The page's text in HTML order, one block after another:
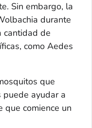
Sin embargo, la
durante
cantidad de
como Aedes
que
ayudar a
comience un